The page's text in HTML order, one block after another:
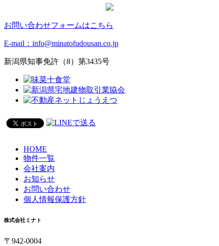
お問い合わせフォームはこちら
E-mail：info@minatofudousan.co.jp
新潟県知事免許（8）第3435号
HOME
物件一覧
会社案内
お知らせ
お問い合わせ
個人情報保護方針
株式会社ミナト
〒942-0004